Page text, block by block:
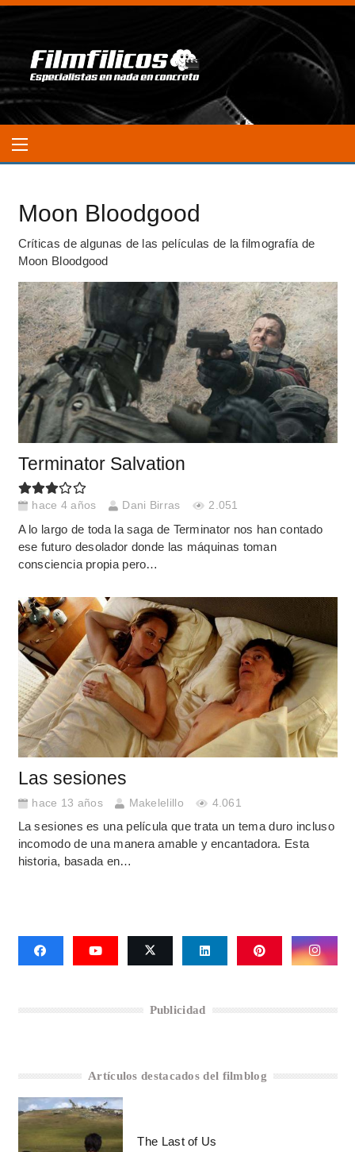
Moon Bloodgood
Críticas de algunas de las películas de la filmografía de
Moon Bloodgood
Terminator Salvation
hace 4 años Dani Birras 2.051
A lo largo de toda la saga de Terminator nos han contado
ese futuro desolador donde las máquinas toman
consciencia propia pero…
Las sesiones
hace 13 años Makelelillo 4.061
La sesiones es una película que trata un tema duro incluso
incomodo de una manera amable y encantadora. Esta
historia, basada en…
Publicidad
Artículos destacados del filmblog
The Last of Us